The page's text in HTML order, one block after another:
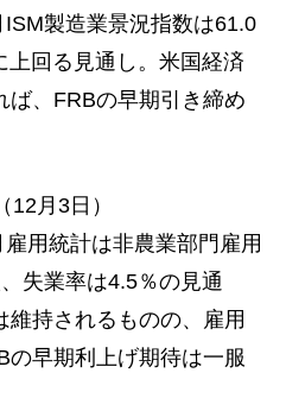
製造業景況指数は61.0
上回る見通し。米国経済
ば、FRBの早期引き締め
12月3日）
用統計は非農業部門雇用
失業率は4.5％の見通
維持されるものの、雇用
の早期利上げ期待は一服